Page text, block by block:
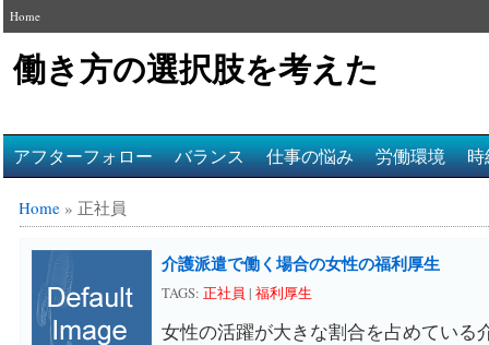
Home
働き方の選択肢を考えた
アフターフォロー バランス 仕事の悩み 労働環境
Home » 正社員
介護派遣で働く場合の女性の福利厚生
TAGS:正社員 |福利厚生
女性の活躍が大きな割合を占めている